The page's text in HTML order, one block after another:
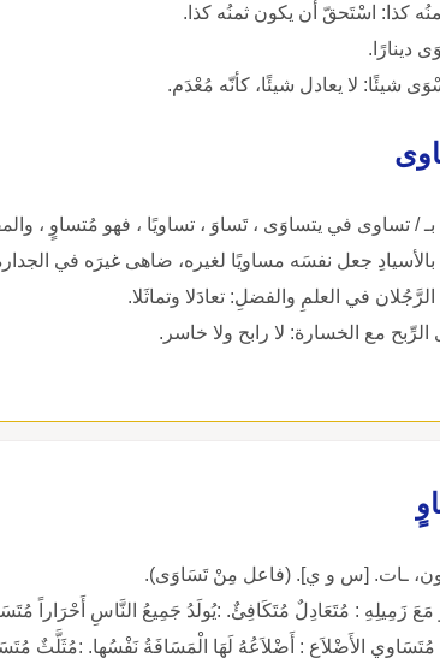
كذا: اسْتَحقّ أن يكون ثمنُه كذا.
دينارًا.
شيئًا: لا يعادل شيئًا، كأنّه مُعْدَم.
/ تساوى في يتساوَى ، تَساوَ ، تساويًا ، فهو مُتساوٍ ،
جعل نفسَه مساويًا لغيره، ضاهى غيرَه في
في العلمِ والفضلِ: تعادَلا وتماثَلا.
الرِّبح مع الخسارة: لا رابح ولا خاسر.
ـات. [س و ي]. (فاعل مِنْ تَسَاوَى).
زَمِيلِهِ : مُتَعَادِلٌ مُتَكَافِئٌ. :يُولَدُ جَمِيعُ النَّاسِ أَحْرَاراً
مُتَسَاوِي الأَضْلاَعِ : أَضْلاَعُهُ لَهَا الْمَسَافَةُ نَفْسُها. :مُثَلَّثٌ